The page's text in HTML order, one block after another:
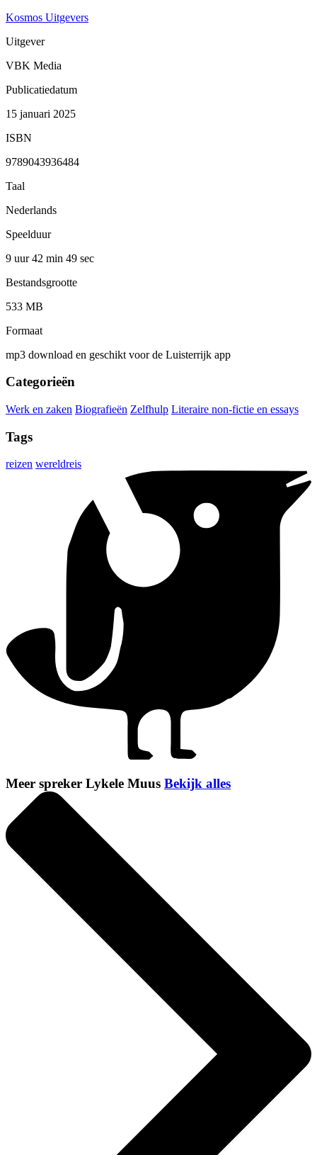
Kosmos Uitgevers
Uitgever
VBK Media
Publicatiedatum
15 januari 2025
ISBN
9789043936484
Taal
Nederlands
Speelduur
9 uur 42 min 49 sec
Bestandsgrootte
533 MB
Formaat
mp3 download en geschikt voor de Luisterrijk app
Categorieën
Werk en zaken Biografieën Zelfhulp Literaire non-fictie en essays
Tags
reizen wereldreis
Meer spreker Lykele Muus Bekijk alles